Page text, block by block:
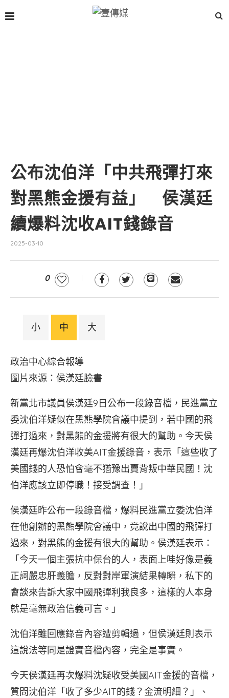
公布沈伯洋「中共飛彈打來
對黑熊金援有益」 侯漢廷
續爆料沈收AIT錢錄音
2025-03-10
0
小 中 大
政治中心綜合報導
圖片來源：侯漢廷臉書
新黨北市議員侯漢廷9日公布一段錄音檔，民進黨立
委沈伯洋疑似在黑熊學院會議中提到，若中國的飛
彈打過來，對黑熊的金援將有很大的幫助。今天侯
漢廷再爆沈伯洋收美AIT金援錄音，表示「這些收了
美國錢的人恐怕會毫不猶豫出賣背叛中華民國！沈
伯洋應該立即停職！接受調查！」
侯漢廷昨公布一段錄音檔，爆料民進黨立委沈伯洋
在他創辦的黑熊學院會議中，竟說出中國的飛彈打
過來，對黑熊的金援有很大的幫助。侯漢廷表示：
「今天一個主張抗中保台的人，表面上哇好像是義
正詞嚴忠肝義膽，反對對岸軍演結果轉瞬，私下的
會談來告訴大家中國飛彈利我良多，這樣的人本身
就是毫無政治信義可言。」
沈伯洋雖回應錄音內容遭剪輯過，但侯漢廷則表示
這說法等同是證實音檔內容，完全是事實。
今天侯漢廷再次爆料沈疑收受美國AIT金援的音檔，
質問沈伯洋「收了多少AIT的錢？金流明細？」、